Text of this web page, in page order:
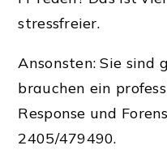
stressfreier.
Ansonsten: Sie sind
brauchen ein
Response und
2405/479490.